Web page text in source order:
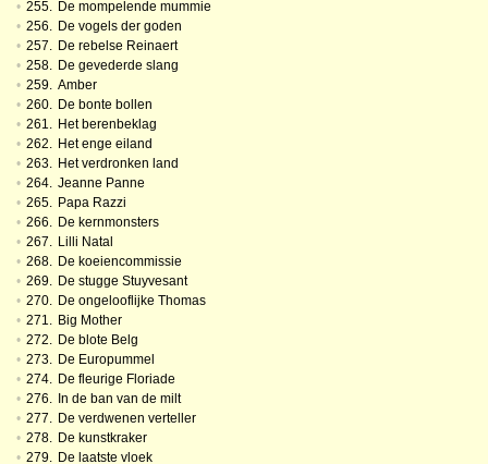
• 255. De mompelende mummie
• 256. De vogels der goden
• 257. De rebelse Reinaert
• 258. De gevederde slang
• 259. Amber
• 260. De bonte bollen
• 261. Het berenbeklag
• 262. Het enge eiland
• 263. Het verdronken land
• 264. Jeanne Panne
• 265. Papa Razzi
• 266. De kernmonsters
• 267. Lilli Natal
• 268. De koeiencommissie
• 269. De stugge Stuyvesant
• 270. De ongelooflijke Thomas
• 271. Big Mother
• 272. De blote Belg
• 273. De Europummel
• 274. De fleurige Floriade
• 276. In de ban van de milt
• 277. De verdwenen verteller
• 278. De kunstkraker
• 279. De laatste vloek